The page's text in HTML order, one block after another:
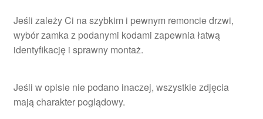
Jeśli zależy Ci na szybkim i pewnym remoncie drzwi,
wybór zamka z podanymi kodami zapewnia łatwą
identyfikację i sprawny montaż.
Jeśli w opisie nie podano inaczej, wszystkie zdjęcia
mają charakter poglądowy.